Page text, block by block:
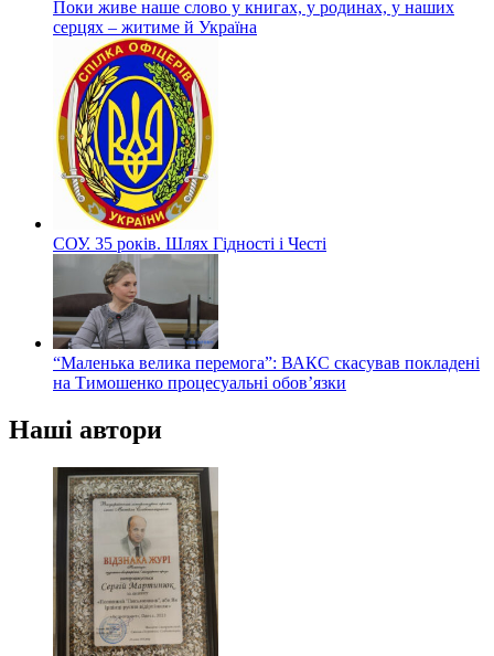
Поки живе наше слово у книгах, у родинах, у наших
серцях – житиме й Україна
СОУ. 35 років. Шлях Гідності і Честі
“Маленька велика перемога”: ВАКС скасував покладені
на Тимошенко процесуальні обов’язки
Наші автори